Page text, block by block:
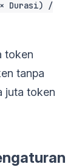
× Durasi) /
token
tanpa
juta token